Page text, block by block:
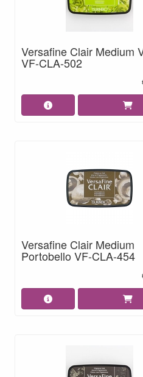
Versafine Clair Medium
VF-CLA-502
Versafine Clair Medium
Portobello VF-CLA-454